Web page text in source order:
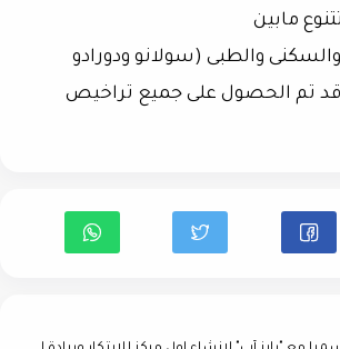
مابين
والسكنى والطبى (سولانو ودورادو
وقد تم الحصول على جميع تراخيص